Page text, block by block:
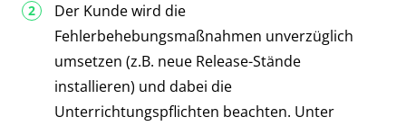
Der Kunde wird die
Fehlerbehebungsmaßnahmen unverzüglich
umsetzen (z.B. neue Release-Stände
installieren) und dabei die
Unterrichtungspflichten beachten. Unter